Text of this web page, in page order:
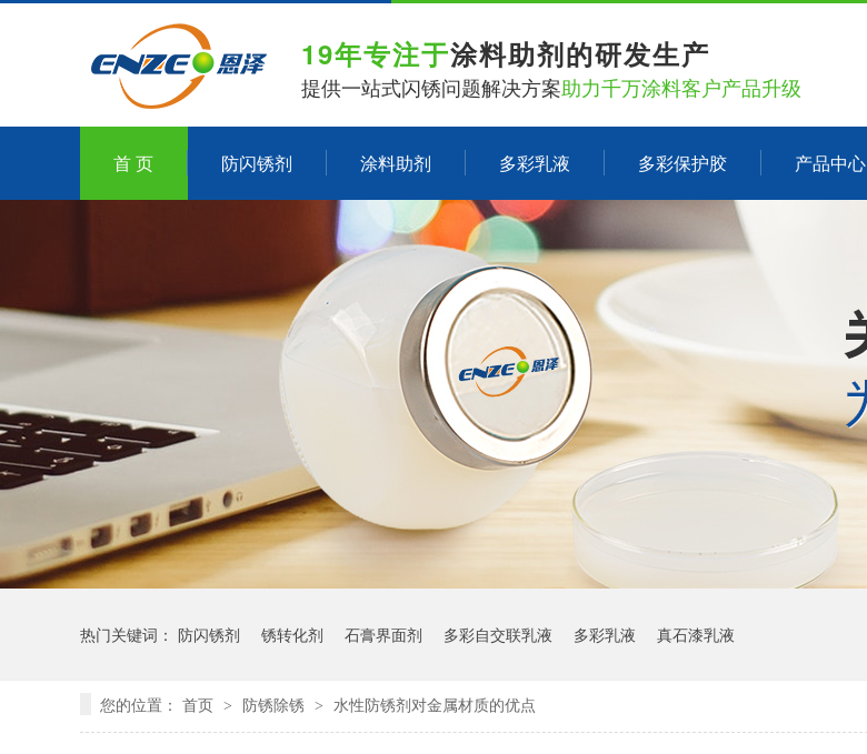
19年专注于涂料助剂的研发生产
提供一站式闪锈问题解决方案助力千万涂料客户产品升级
首 页 防闪锈剂 涂料助剂 多彩乳液 多彩保护胶 产品中心
热门关键词： 防闪锈剂 锈转化剂 石膏界面剂 多彩自交联乳液 多彩乳液 真石漆乳液
您的位置： 首页 > 防锈除锈 > 水性防锈剂对金属材质的优点